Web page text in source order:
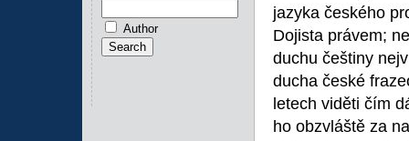
jazyka českého
Dojista právem;
duchu češtiny
ducha české
letech viděti čím
ho obzvláště za
Author